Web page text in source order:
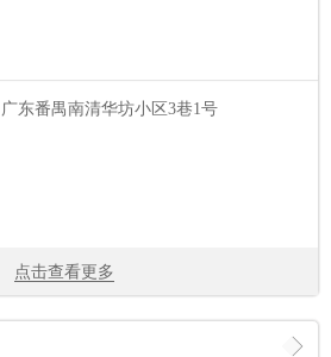
广东番禺南清华坊小区3巷1号
点击查看更多